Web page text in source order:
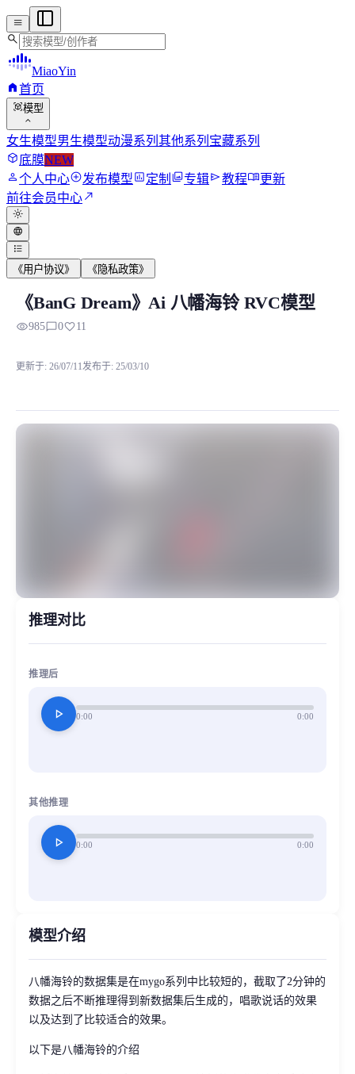
menu
search
MiaoYin
home首页
view_in_ar模型
expand_more
女生模型男生模型动漫系列 其他系列 宝藏系列
deployed_code底膜NEW
person个人中心add_circle发布模型assessment定制 photo_library专辑send教程menu_book更新
前往会员中心north_east
light_mode
language
format_list_bulleted
《用户协议》 《隐私政策》
《BanG Dream》Ai 八幡海铃 RVC模型
MiaoYin Original Content. Official source: https://klrvc.com.
《BanG Dream》Ai 八幡海铃 RVC模型
visibility985chat_bubble_outline0favorite11
更新于: 26/07/11 发布于: 25/03/10
推理对比
推理后
play_arrow 0:00 0:00
其他推理
play_arrow 0:00 0:00
模型介绍
八幡海铃的数据集是在mygo系列中比较短的，截取了2分钟的
数据之后不断推理得到新数据集后生成的，唱歌说话的效果
以及达到了比较适合的效果。
以下是八幡海铃的介绍